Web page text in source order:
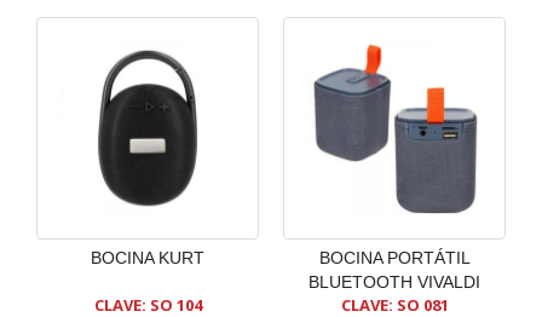
BOCINA KURT
CLAVE: SO 104
BOCINA PORTÁTIL
BLUETOOTH VIVALDI
CLAVE: SO 081